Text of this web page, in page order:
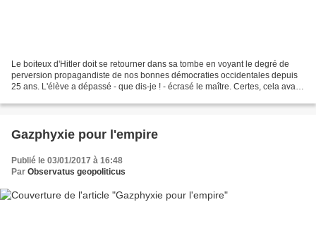
Le boiteux d'Hitler doit se retourner dans sa tombe en voyant le degré de
perversion propagandiste de nos bonnes démocraties occidentales depuis
25 ans. L'élève a dépassé - que dis-je ! - écrasé le maître. Certes, cela avait
Gazphyxie pour l'empire
Publié le 03/01/2017 à 16:48
Par Observatus geopoliticus